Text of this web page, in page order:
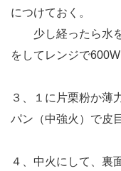
につけておく。
少し経ったら水を
をしてレンジで
３、１に片栗粉か薄
パン（中強火）で皮
４、中火にして、裏